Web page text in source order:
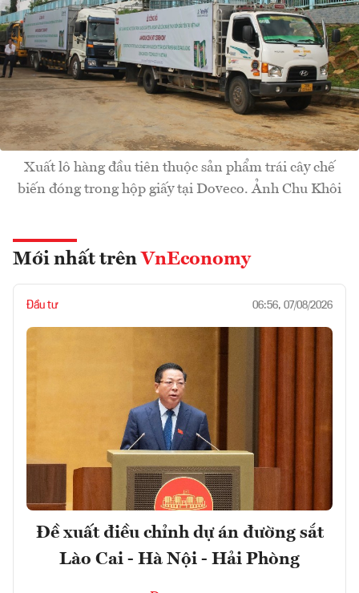
Xuất lô hàng đầu tiên thuộc sản phẩm trái cây chế
biến đóng trong hộp giấy tại Doveco. Ảnh Chu Khôi
Mới nhất trên VnEconomy
Đầu tư 06:56, 07/08/2026
Đề xuất điều chỉnh dự án đường sắt
Lào Cai - Hà Nội - Hải Phòng